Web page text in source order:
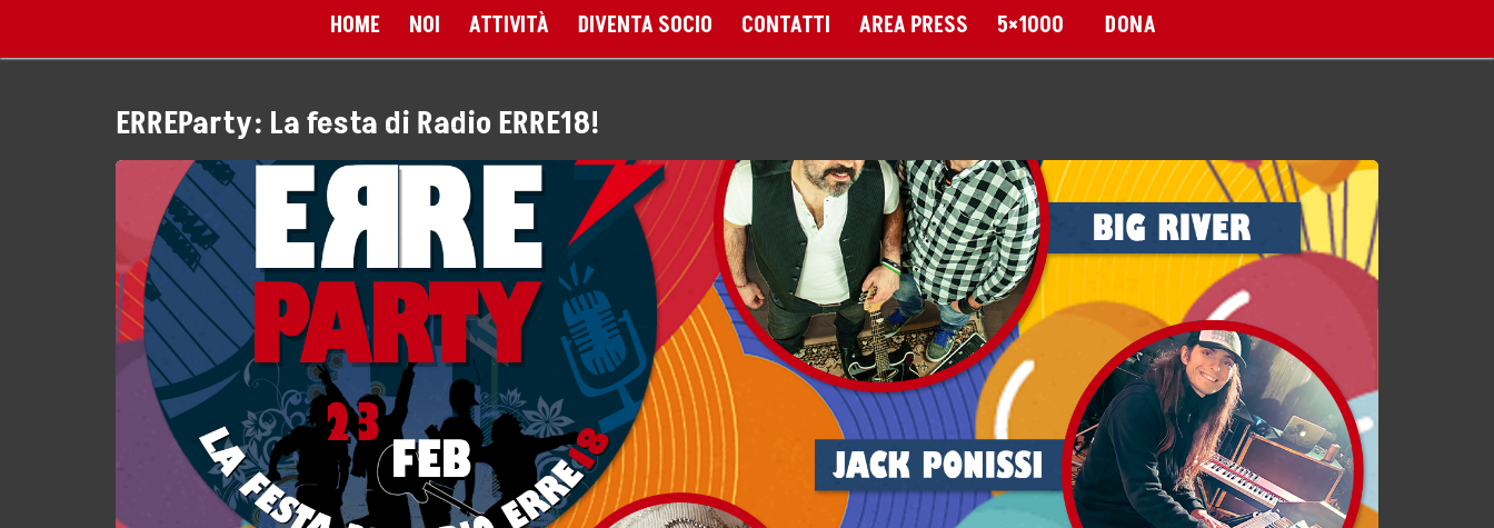
HOME NOI ATTIVITÀ DIVENTA SOCIO CONTATTI AREA PRESS 5×1000 DONA
Home
Noi
Storia, Mission e Vision
Fondatori
Direttivo
Speaker
Docenti
ERREParty: La festa di Radio ERRE18!